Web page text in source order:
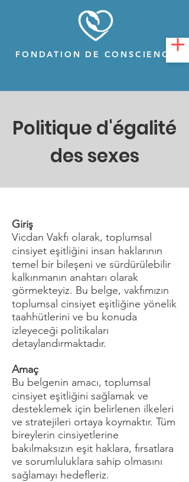
FONDATION DE CONSCIENCE
Politique d'égalité
des sexes
​Giriş
Vicdan Vakfı olarak, toplumsal
cinsiyet eşitliğini insan haklarının
temel bir bileşeni ve sürdürülebilir
kalkınmanın anahtarı olarak
görmekteyiz. Bu belge, vakfımızın
toplumsal cinsiyet eşitliğine yönelik
taahhütlerini ve bu konuda
izleyeceği politikaları
detaylandırmaktadır.
Amaç
Bu belgenin amacı, toplumsal
cinsiyet eşitliğini sağlamak ve
desteklemek için belirlenen ilkeleri
ve stratejileri ortaya koymaktır. Tüm
bireylerin cinsiyetlerine
bakılmaksızın eşit haklara, fırsatlara
ve sorumluluklara sahip olmasını
sağlamayı hedefleriz.